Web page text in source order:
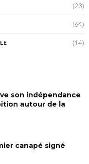
(23)
(64)
(14)
son indépendance
autour de la
canapé signé